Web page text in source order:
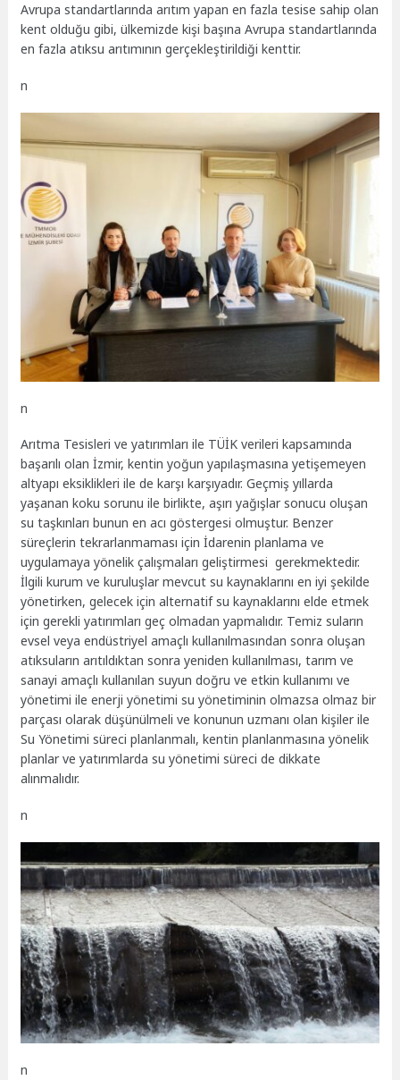
Avrupa standartlarında arıtım yapan en fazla tesise sahip olan
kent olduğu gibi, ülkemizde kişi başına Avrupa standartlarında
en fazla atıksu arıtımının gerçekleştirildiği kenttir.
n
n
Arıtma Tesisleri ve yatırımları ile TÜİK verileri kapsamında
başarılı olan İzmir, kentin yoğun yapılaşmasına yetişemeyen
altyapı eksiklikleri ile de karşı karşıyadır. Geçmiş yıllarda
yaşanan koku sorunu ile birlikte, aşırı yağışlar sonucu oluşan
su taşkınları bunun en acı göstergesi olmuştur. Benzer
süreçlerin tekrarlanmaması için İdarenin planlama ve
uygulamaya yönelik çalışmaları geliştirmesi gerekmektedir.
İlgili kurum ve kuruluşlar mevcut su kaynaklarını en iyi şekilde
yönetirken, gelecek için alternatif su kaynaklarını elde etmek
için gerekli yatırımları geç olmadan yapmalıdır. Temiz suların
evsel veya endüstriyel amaçlı kullanılmasından sonra oluşan
atıksuların arıtıldıktan sonra yeniden kullanılması, tarım ve
sanayi amaçlı kullanılan suyun doğru ve etkin kullanımı ve
yönetimi ile enerji yönetimi su yönetiminin olmazsa olmaz bir
parçası olarak düşünülmeli ve konunun uzmanı olan kişiler ile
Su Yönetimi süreci planlanmalı, kentin planlanmasına yönelik
planlar ve yatırımlarda su yönetimi süreci de dikkate
alınmalıdır.
n
n